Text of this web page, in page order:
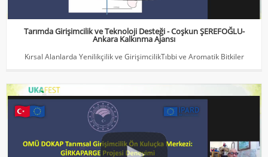
Tarımda Girişimcilik ve Teknoloji Desteği - Coşkun ŞEREFOĞLU-
Ankara Kalkınma Ajansı
Kırsal Alanlarda Yenilikçilik ve GirişimcilikTıbbi ve Aromatik Bitkiler
GİRKAPAGE Projesi Deneyimi - Prof. Dr. Kürşat DEMİRYÜREK
Kırsal Alanlarda Yenilikçilik ve GirişimcilikTıbbi ve Aromatik Bitkiler